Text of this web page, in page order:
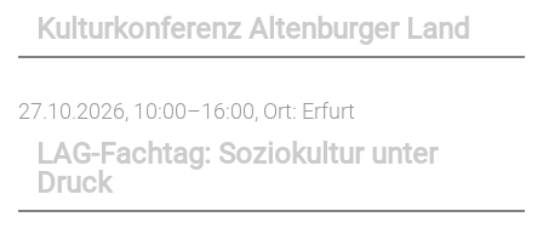
Kulturkonferenz Altenburger Land
27.10.2026, 10:00–16:00, Ort: Erfurt
LAG-Fachtag: Soziokultur unter
Druck